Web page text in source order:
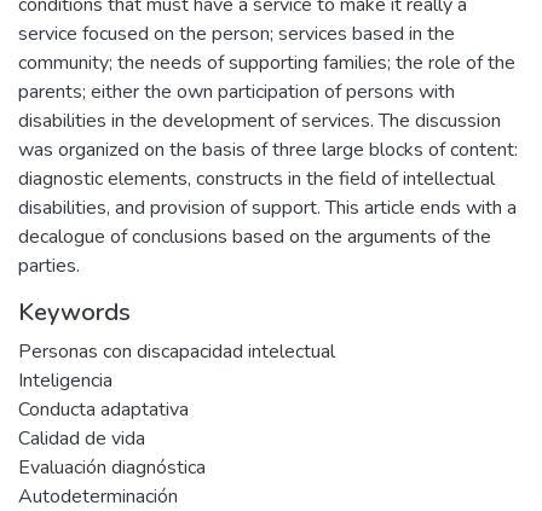
service focused on the person; services based in the
community; the needs of supporting families; the role of the
parents; either the own participation of persons with
disabilities in the development of services. The discussion
was organized on the basis of three large blocks of content:
diagnostic elements, constructs in the field of intellectual
disabilities, and provision of support. This article ends with a
decalogue of conclusions based on the arguments of the
parties.
Keywords
Personas con discapacidad intelectual
Inteligencia
Conducta adaptativa
Calidad de vida
Evaluación diagnóstica
Autodeterminación